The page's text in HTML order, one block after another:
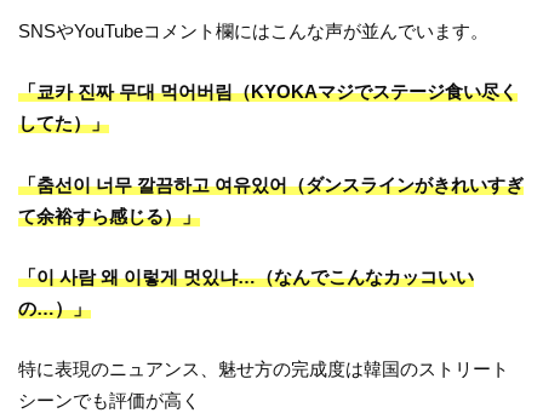
SNSやYouTubeコメント欄にはこんな声が並んでいます。
「쿄카 진짜 무대 먹어버림（KYOKAマジでステージ食い尽く
してた）」
「춤선이 너무 깔끔하고 여유있어（ダンスラインがきれいすぎ
て余裕すら感じる）」
「이 사람 왜 이렇게 멋있냐…（なんでこんなカッコいい
の…）」
特に表現のニュアンス、魅せ方の完成度は韓国のストリート
シーンでも評価が高く